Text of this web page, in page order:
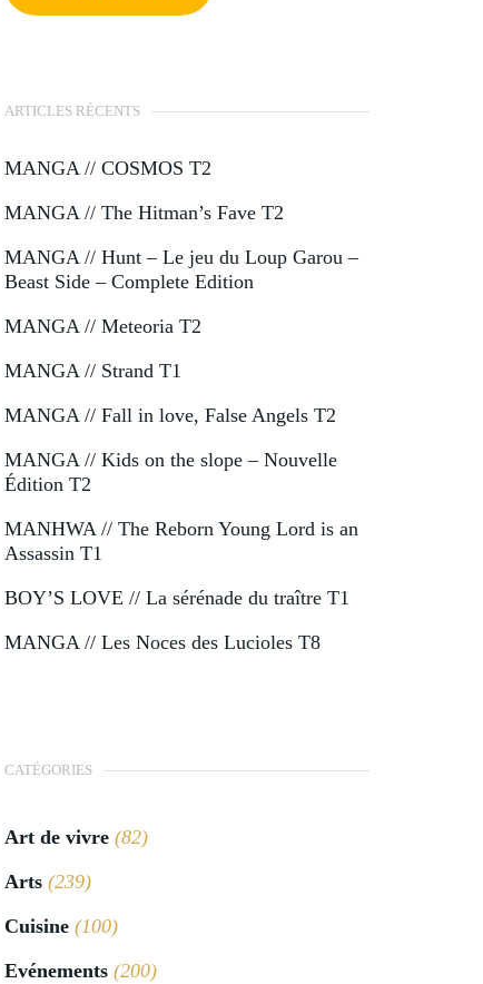
ARTICLES RÉCENTS
MANGA // COSMOS T2
MANGA // The Hitman’s Fave T2
MANGA // Hunt – Le jeu du Loup Garou –
Beast Side – Complete Edition
MANGA // Meteoria T2
MANGA // Strand T1
MANGA // Fall in love, False Angels T2
MANGA // Kids on the slope – Nouvelle
Édition T2
MANHWA // The Reborn Young Lord is an
Assassin T1
BOY’S LOVE // La sérénade du traître T1
MANGA // Les Noces des Lucioles T8
CATÉGORIES
Art de vivre (82)
Arts (239)
Cuisine (100)
Evénements (200)